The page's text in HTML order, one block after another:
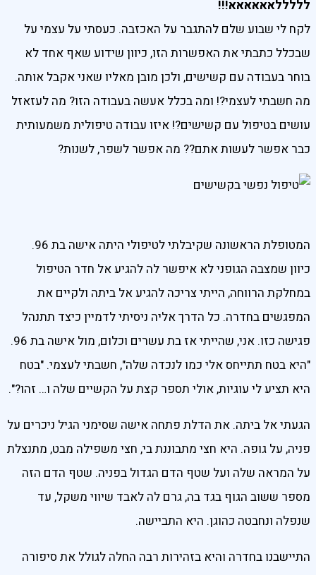
לללללאאאאאא!!!
לקח לי שבוע שלם להתגבר על האכזבה. כעסתי על עצמי על
שבכלל כתבתי את האפשרות הזו, כיוון שידוע שאף אחד לא
בוחר בעבודה עם קשישים, ולכן מובן מאליו שאני אקבל אותה.
מה חשבתי לעצמי?! ומה בכלל אעשה בעבודה הזו? מה לעזאזל
עושים בטיפול עם קשישים?! איזו עבודה טיפולית משמעותית
כבר אפשר לעשות אתם?? מה אפשר לשפר, לשנות?
המטופלת הראשונה שקיבלתי לטיפולי היתה אישה בת 96.
כיוון שמצבה הגופני לא איפשר לה להגיע אל חדר הטיפול
במחלקת הרווחה, הייתי צריכה להגיע אל ביתה ולקיים את
המפגשים בחדרה. כל הדרך אליה ניסיתי לדמיין כיצד תתנהל
פגישה כזו. אני, שהייתי אז בת עשרים וכלום, מול אישה בת 96.
"היא בטח תתייחס אלי כמו לנכדה שלה", חשבתי לעצמי. "בטח
היא תציע לי עוגיות, אולי תספר קצת על הקשיים שלה ו… זהו?".
הגעתי אל ביתה. את הדלת פתחה אישה שסימני הגיל ניכרים על
פניה, על גופה. היא חצי מתבוננת בי, חצי משפילה מבט, מתנצלת
על המראה שלה ועל שטף הדם הגדול בפניה. שטף הדם הזה
מספר ששוב הגוף בגד בה, גרם לה לאבד שיווי משקל, עד
שנפלה ונחבטה כהוגן. היא התביישה.
התיישבנו בחדרה והיא בזהירות רבה החלה לגולל את סיפורה